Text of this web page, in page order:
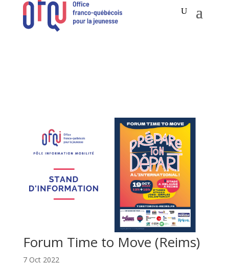
Forum Time to Move (Reims)
7 Oct 2022